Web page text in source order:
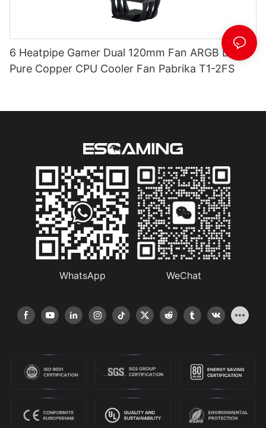
6 Heatpipe Gamer Dual 120mm Fan ARGB Light
Pure Copper CPU Cooler Fan Pabrika T1-2FS
WhatsApp WeChat